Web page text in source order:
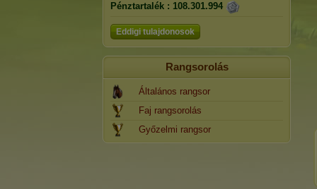
Pénztartalék : 108.301.994
Eddigi tulajdonosok
Rangsorolás
Általános rangsor
Faj rangsorolás
Győzelmi rangsor